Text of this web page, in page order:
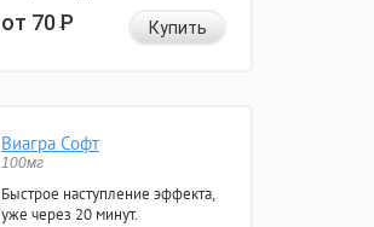
от 70Р Купить
Виагра Софт
100мг
Быстрое наступление эффекта,
уже через 20 минут.